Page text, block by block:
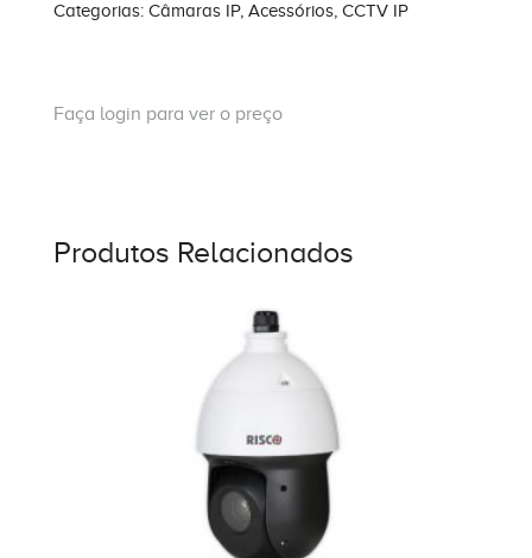
Categorias: Câmaras IP, Acessórios, CCTV IP
Faça login para ver o preço
Produtos Relacionados